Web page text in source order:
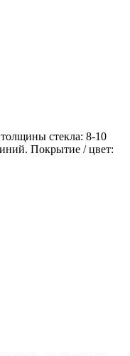
стекла: 8-10
Покрытие / цвет: